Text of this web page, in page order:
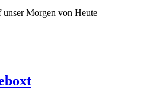
Morgen von Heute